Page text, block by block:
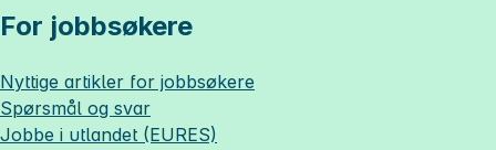
For jobbsøkere
Nyttige artikler for jobbsøkere
Spørsmål og svar
Jobbe i utlandet (EURES)